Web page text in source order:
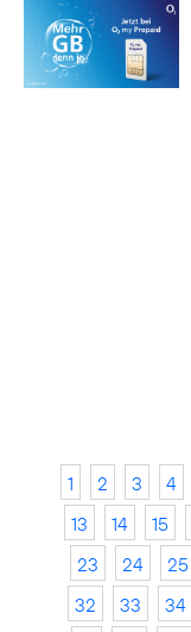
1 2 3 4
13
14 15
23
24 25
32
33 34